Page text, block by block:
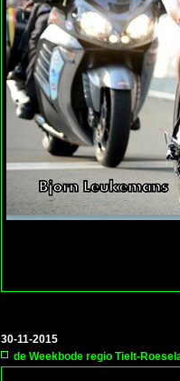
30-11-2015
de Weekbode regio Tielt-